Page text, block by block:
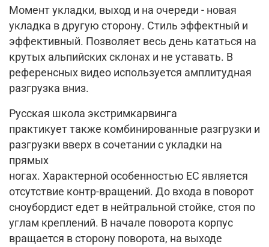
Момент укладки, выход и на очереди - новая
укладка в другую сторону. Стиль эффектный и
эффективный. Позволяет весь день кататься на
крутых альпийских склонах и не уставать. В
референсных видео используется амплитудная
разгрузка вниз.
Русская школа экстримкарвинга
практикует также комбинированные разгрузки и
разгрузки вверх в сочетании с укладки на
прямых
ногах. Характерной особенностью EC является
отсутствие контр-вращений. До входа в поворот
сноубордист едет в нейтральной стойке, стоя по
углам креплений. В начале поворота корпус
вращается в сторону поворота, на выходе